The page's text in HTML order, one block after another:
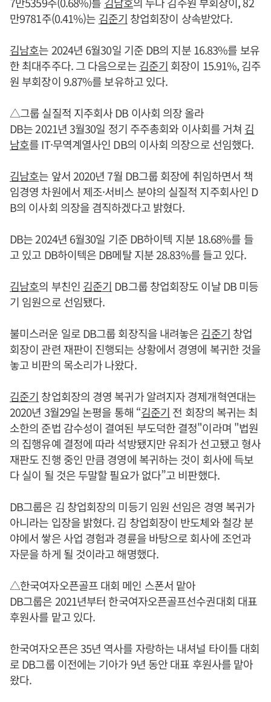
만9781주(0.41%)는 김준기 창업회장이 상속받았다.
김남호는 2024년 6월30일 기준 DB의 지분 16.83%를 보유
한 최대주주다. 그 다음으로는김준기 회장이 15.91%, 김주
원 부회장이 9.87%를 보유하고 있다.
△그룹 실질적 지주회사 DB 이사회 의장 올라
DB는 2021년 3월30일 정기 주주총회와 이사회를 거쳐 김
남호를 IT·무역계열사인 DB의 이사회 의장으로 선임했다.
김남호는 앞서 2020년 7월 DB그룹 회장에 취임하면서 책
임경영 차원에서 제조·서비스 분야의 실질적 지주회사인 D
B의 이사회 의장을 겸직하겠다고 밝혔다.
DB는 2024년 6월30일 기준 DB하이텍 지분 18.68%를 들
고 있고 DB하이텍은 DB메탈 지분 28.83%를 들고 있다.
김남호의 부친인 김준기 DB그룹 창업회장도 이날 DB 미등
기 임원으로 선임됐다.
불미스러운 일로 DB그룹 회장직을 내려놓은김준기 창업
회장이 관련 재판이 진행되는 상황에서 경영에 복귀한 것을
놓고 비판의 목소리가 나왔다.
김준기 창업회장의 경영 복귀가 알려지자 경제개혁연대는
2020년 3월29일 논평을 통해 “김준기 전 회장의 복귀는 최
소한의 준법 감수성이 결여된 부도덕한 결정"이라며 "법원
의 집행유예 결정에 따라 석방됐지만 유죄가 선고됐고 형사
재판도 진행 중인 만큼 경영에 복귀하는 것이 회사에 득보
다 실이 될 것은 두말할 필요가 없다”고 비판했다.
DB그룹은 김 창업회장의 미등기 임원 선임은 경영 복귀가
아니라는 입장을 밝혔다. 김 창업회장이 반도체와 철강 분
야에서 쌓은 사업 경험과 경륜을 바탕으로 회사에 조언과
자문을 하게 될 것이라고 해명했다.
△한국여자오픈골프 대회 메인 스폰서 맡아
DB그룹은 2021년부터 한국여자오픈골프선수권대회 대표
후원사를 맡고 있다.
한국여자오픈은 35년 역사를 자랑하는 내셔널 타이틀 대회
로 DB그룹 이전에는 기아가 9년 동안 대표 후원사를 맡아
왔다.